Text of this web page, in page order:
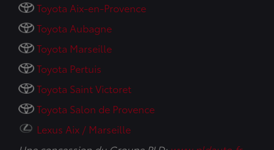
Toyota Aix-en-Provence
Toyota Aubagne
Toyota Marseille
Toyota Pertuis
Toyota Saint Victoret
Toyota Salon de Provence
Lexus Aix / Marseille